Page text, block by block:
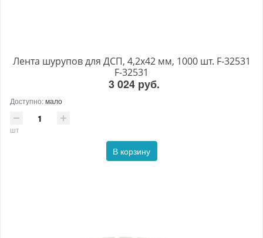
Лента шурупов для ДСП, 4,2х42 мм, 1000 шт. F-32531
F-32531
3 024 руб.
Доступно:мало
шт
В корзину